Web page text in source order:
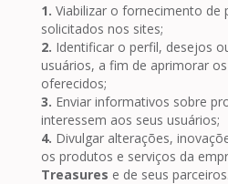
1. Viabilizar o fornecimento de
solicitados nos sites;
2. Identificar o perfil, desejos
usuários, a fim de aprimorar
oferecidos;
3. Enviar informativos sobre
interessem aos seus usuários;
4. Divulgar alterações,
os produtos e serviços da
Treasures e de seus parceiros.